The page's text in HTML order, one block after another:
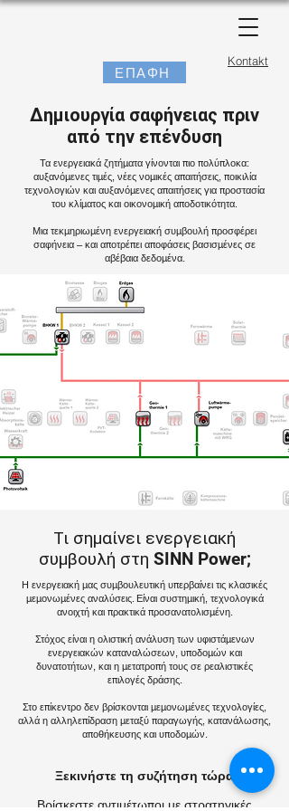
ΕΠΑΦΗ
Kontakt
Δημιουργία σαφήνειας πριν
από την επένδυση
Τα ενεργειακά ζητήματα γίνονται πιο πολύπλοκα:
αυξανόμενες τιμές, νέες νομικές απαιτήσεις, ποικιλία
τεχνολογιών και αυξανόμενες απαιτήσεις για προστασία
του κλίματος και οικονομική αποδοτικότητα.
Μια τεκμηριωμένη ενεργειακή συμβουλή προσφέρει
σαφήνεια – και αποτρέπει αποφάσεις βασισμένες σε
αβέβαια δεδομένα.
Τι σημαίνει ενεργειακή
συμβουλή στη SINN Power;
Η ενεργειακή μας συμβουλευτική υπερβαίνει τις κλασικές
μεμονωμένες αναλύσεις. Είναι συστημική, τεχνολογικά
ανοιχτή και πρακτικά προσανατολισμένη.
Στόχος είναι η ολιστική ανάλυση των υφιστάμενων
ενεργειακών καταναλώσεων, υποδομών και
δυνατοτήτων, και η μετατροπή τους σε ρεαλιστικές
επιλογές δράσης.
Στο επίκεντρο δεν βρίσκονται μεμονωμένες τεχνολογίες,
αλλά η αλληλεπίδραση μεταξύ παραγωγής, κατανάλωσης,
αποθήκευσης και υποδομών.
Ξεκινήστε τη συζήτηση τώρα
Βρίσκεστε αντιμέτωποι με στρατηγικές